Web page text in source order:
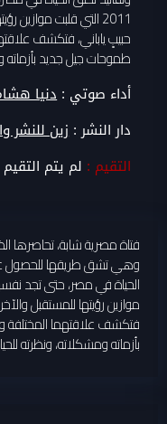
2011 التي قلبت
حبيبٍ ياباني، فتكشف
طموحات جيل جديد بأزماته
أداء صوتي :دنيا
دار النشر :زين للنشر
التقيم : لم يتم
فتاة مصرية شابة، تحاصرها
وهي تشق طريقها للحصول
موازين رؤيتها للمستقبل
فتكشف علاقتهما المختلفة
بأزماته ومشكلاته، ونظرته